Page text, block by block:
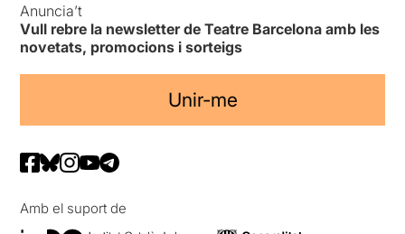
Anuncia’t
Vull rebre la newsletter de Teatre Barcelona amb les
novetats, promocions i sorteigs
Unir-me
Amb el suport de